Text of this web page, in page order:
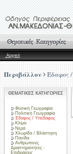
Αρχική
Περιβάλλον Έδαφος
ΘΕΜΑΤΙΚΕΣ ΚΑΤΗΓΟΡΙΕΣ
Φυσική Γεωγραφία
Πολιτική Γεωγραφία
Έδαφος / Υπέδαφος
Κλίμα
Νερά
Χλωρίδα / Βλάστηση
Πανίδα
Ανθρώπινες
Δραστηριότητες -
Επιδράσεις